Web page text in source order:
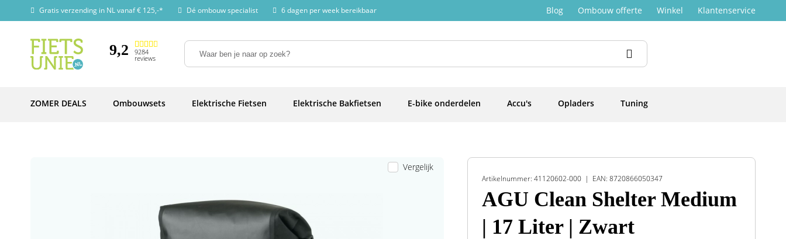
Gratis verzending in NL vanaf € 125,-* Dé ombouw specialist 6 dagen per week bereikbaar Blog Ombouw offerte Winkel Klantenservice
9,2 9284
reviews
ZOMER DEALS Ombouwsets Elektrische Fietsen Elektrische Bakfietsen E-bike onderdelen Accu's Opladers Tuning
Vergelijk
Artikelnummer: 41120602-000 EAN: 8720866050347
AGU Clean Shelter Medium
| 17 Liter | Zwart